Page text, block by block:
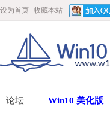
设为首页 收藏本站
论坛 Win10 美化版